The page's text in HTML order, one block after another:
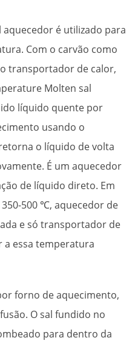
aquecedor é utilizado para
Com o carvão como
transportador de calor,
Molten sal
líquido quente por
usando o
o líquido de volta
É um aquecedor
de líquido direto. Em
500 ℃, aquecedor de
e só transportador de
a essa temperatura
forno de aquecimento,
O sal fundido no
para dentro da